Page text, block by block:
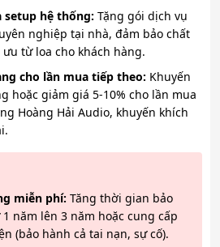
setup hệ thống: Tặng gói dịch vụ
nghiệp tại nhà, đảm bảo chất
từ loa cho khách hàng.
cho lần mua tiếp theo: Khuyến
hoặc giảm giá 5-10% cho lần mua
Hoàng Hải Audio, khuyến khích
miễn phí: Tăng thời gian bảo
năm lên 3 năm hoặc cung cấp
(bảo hành cả tai nạn, sự cố).